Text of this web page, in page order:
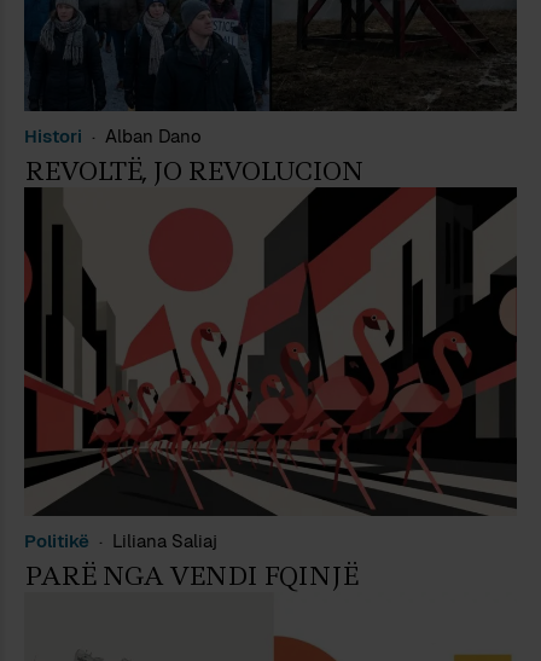
Histori Alban Dano
REVOLTË, JO REVOLUCION
Politikë Liliana Saliaj
PARË NGA VENDI FQINJË